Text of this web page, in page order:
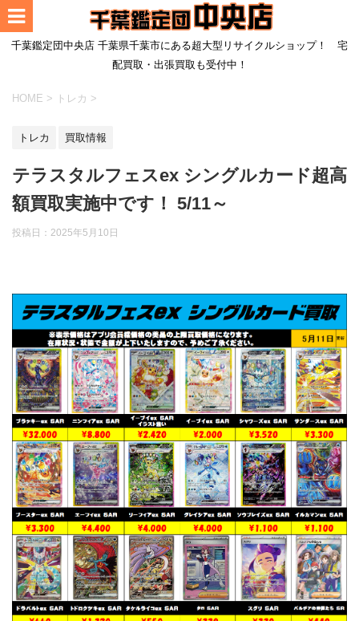
千葉鑑定団中央店 千葉県千葉市にある超大型リサイクルショップ！ 宅
配買取・出張買取も受付中！
HOME > トレカ >
トレカ 買取情報
テラスタルフェスex シングルカード超高
額買取実施中です！ 5/11～
投稿日： 2025年5月10日